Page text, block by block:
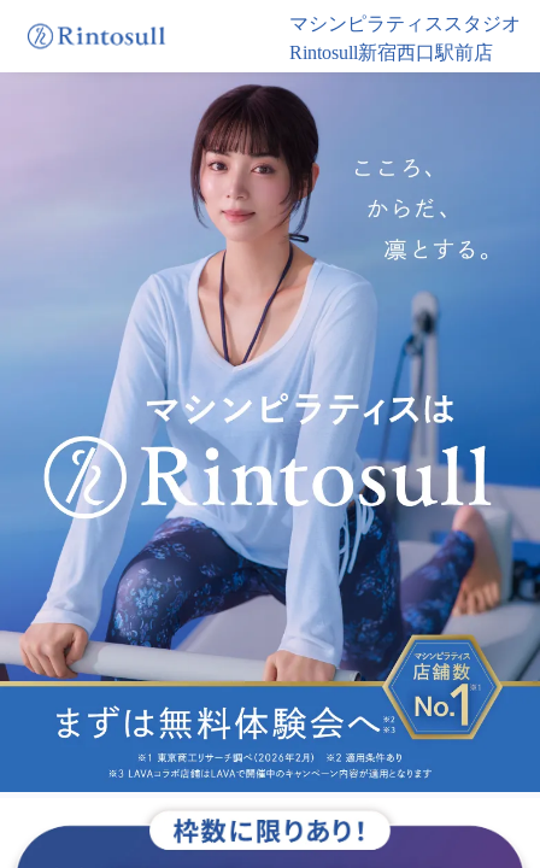
マシンピラティススタジオ
Rintosull新宿西口駅前店